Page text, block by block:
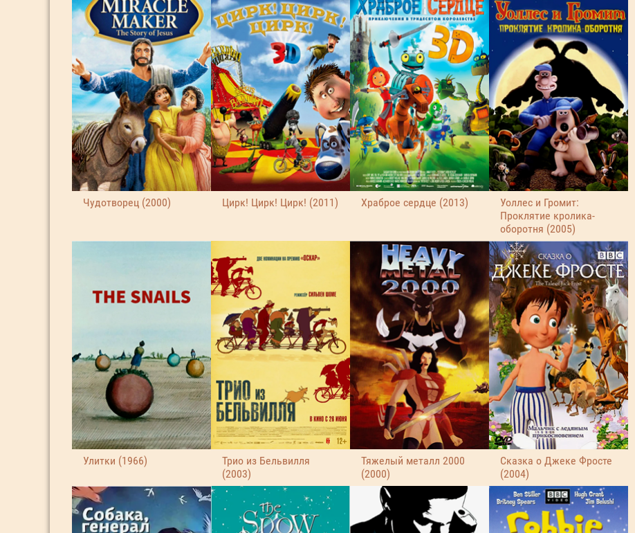
Чудотворец (2000) Цирк! Цирк! Цирк! (2011) Храброе сердце (2013)
Уоллес и Громит:
Проклятие кролика-
оборотня (2005)
Улитки (1966)
Трио из Бельвилля
(2003)
Тяжелый металл 2000
(2000)
Сказка о Джеке Фросте
(2004)